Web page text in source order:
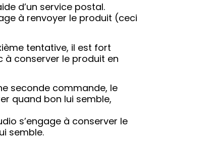
d’un service postal.
à renvoyer le produit (ceci
tentative, il est fort
à conserver le produit en
seconde commande, le
quand bon lui semble,
s’engage à conserver le
semble.